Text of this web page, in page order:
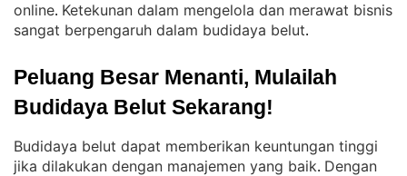
online. Ketekunan dalam mengelola dan merawat bisnis
sangat berpengaruh dalam budidaya belut.
Peluang Besar Menanti, Mulailah
Budidaya Belut Sekarang!
Budidaya belut dapat memberikan keuntungan tinggi
jika dilakukan dengan manajemen yang baik. Dengan